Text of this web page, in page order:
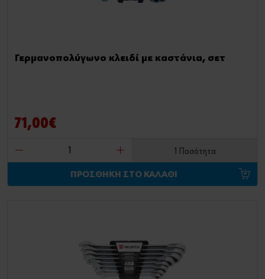
Γερμανοπολύγωνο κλειδί με καστάνια, σετ
71,00€
1 Ποσότητα
ΠΡΟΣΘΗΚΗ ΣΤΟ ΚΑΛΑΘΙ